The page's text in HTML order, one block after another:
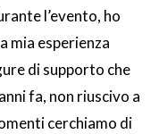
l’evento, ho
mia esperienza
di supporto che
fa, non riuscivo a
cerchiamo di